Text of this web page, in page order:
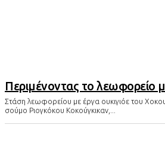
Περιμένοντας το λεωφορείο
Στάση λεωφορείου με έργα ουκιγιόε του
σούμο Ριογκόκου Κοκούγκικαν,...